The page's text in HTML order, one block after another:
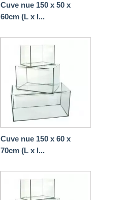
Cuve nue 150 x 50 x
60cm (L x l...
Cuve nue 150 x 60 x
70cm (L x l...